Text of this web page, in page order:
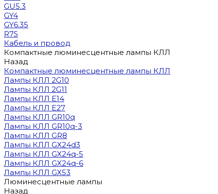
GU5.3
GY4
GY6.35
R7S
Кабель и провод
Компактные люминесцентные лампы КЛЛ
Назад
Компактные люминесцентные лампы КЛЛ
Лампы КЛЛ 2G10
Лампы КЛЛ 2G11
Лампы КЛЛ E14
Лампы КЛЛ E27
Лампы КЛЛ GR10q
Лампы КЛЛ GR10q-3
Лампы КЛЛ GR8
Лампы КЛЛ GX24d3
Лампы КЛЛ GX24q-5
Лампы КЛЛ GX24q-6
Лампы КЛЛ GX53
Люминесцентные лампы
Назад